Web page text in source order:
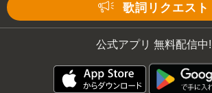
歌詞リクエスト
公式アプリ 無料配信中!